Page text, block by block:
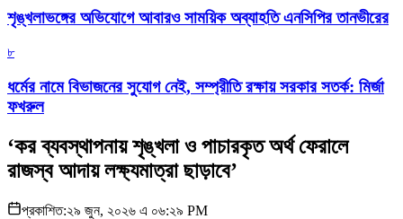
শৃঙ্খলাভঙ্গের অভিযোগে আবারও সাময়িক অব্যাহতি এনসিপির তানভীরের
৮
ধর্মের নামে বিভাজনের সুযোগ নেই, সম্প্রীতি রক্ষায় সরকার সতর্ক: মির্জা
ফখরুল
‘কর ব্যবস্থাপনায় শৃঙ্খলা ও পাচারকৃত অর্থ ফেরালে
রাজস্ব আদায় লক্ষ্যমাত্রা ছাড়াবে’
প্রকাশিত:২৯ জুন, ২০২৬ এ ০৬:২৯ PM